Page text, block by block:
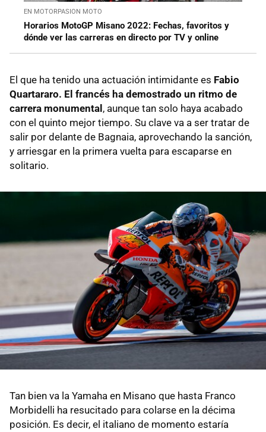
EN MOTORPASION MOTO
Horarios MotoGP Misano 2022: Fechas, favoritos y
dónde ver las carreras en directo por TV y online
El que ha tenido una actuación intimidante es Fabio
Quartararo. El francés ha demostrado un ritmo de
carrera monumental , aunque tan solo haya acabado
con el quinto mejor tiempo. Su clave va a ser tratar de
salir por delante de Bagnaia, aprovechando la sanción,
y arriesgar en la primera vuelta para escaparse en
solitario.
Tan bien va la Yamaha en Misano que hasta Franco
Morbidelli ha resucitado para colarse en la décima
posición. Es decir, el italiano de momento estaría